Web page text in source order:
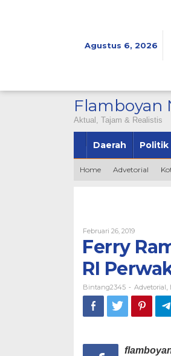
Agustus 6, 2026
Flamboyan
Aktual, Tajam & Realistis
Daerah Politik
Home Advetorial
Februari 26, 2019Oleh
Ferry
RI
Bintang2345 - Advetorial